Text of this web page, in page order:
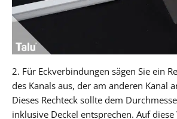
2. Für Eckverbindungen sägen Sie ein
des Kanals aus, der am anderen Kanal
Dieses Rechteck sollte dem
inklusive Deckel entsprechen. Auf diese